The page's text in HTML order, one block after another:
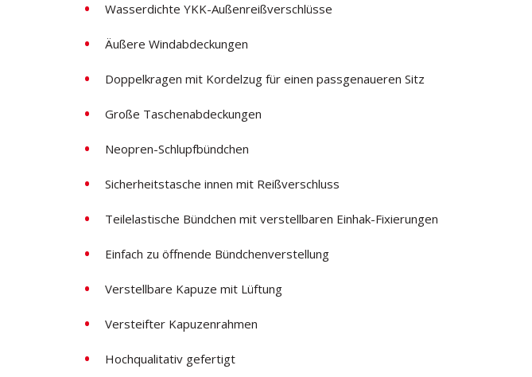
Wasserdichte YKK-Außenreißverschlüsse
Äußere Windabdeckungen
Doppelkragen mit Kordelzug für einen passgenaueren Sitz
Große Taschenabdeckungen
Neopren-Schlupfbündchen
Sicherheitstasche innen mit Reißverschluss
Teilelastische Bündchen mit verstellbaren Einhak-Fixierungen
Einfach zu öffnende Bündchenverstellung
Verstellbare Kapuze mit Lüftung
Versteifter Kapuzenrahmen
Hochqualitativ gefertigt